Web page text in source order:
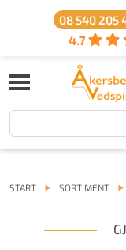
08 540 205
4.7
START SORTIMENT